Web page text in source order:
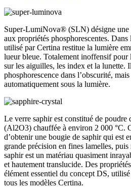
Super-LumiNova® (SLN) désigne une
aux propriétés phosphorescentes.
utilisé par Certina restitue la lumière
lueur bleue. Totalement inoffensif pour
sur les aiguilles, les index et la lunette.
phosphorescence dans l’obscurité,
automatiquement sous la lumière.
Le verre saphir est constitué de poudre
(Al2O3) chauffée à environ 2 000 °C.
d’obtenir une bougie de saphir qui est
grande précision en fines lamelles,
saphir est un matériau quasiment
et hautement translucide. Des
élément essentiel du concept DS,
tous les modèles Certina.